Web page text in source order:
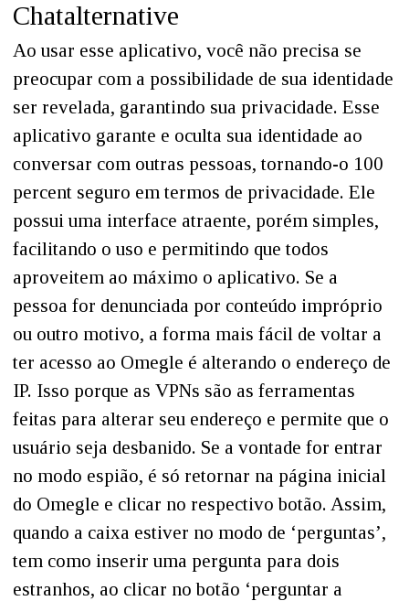
Chatalternative
Ao usar esse aplicativo, você não precisa se
preocupar com a possibilidade de sua identidade
ser revelada, garantindo sua privacidade. Esse
aplicativo garante e oculta sua identidade ao
conversar com outras pessoas, tornando-o 100
percent seguro em termos de privacidade. Ele
possui uma interface atraente, porém simples,
facilitando o uso e permitindo que todos
aproveitem ao máximo o aplicativo. Se a
pessoa for denunciada por conteúdo impróprio
ou outro motivo, a forma mais fácil de voltar a
ter acesso ao Omegle é alterando o endereço de
IP. Isso porque as VPNs são as ferramentas
feitas para alterar seu endereço e permite que o
usuário seja desbanido. Se a vontade for entrar
no modo espião, é só retornar na página inicial
do Omegle e clicar no respectivo botão. Assim,
quando a caixa estiver no modo de ‘perguntas’,
tem como inserir uma pergunta para dois
estranhos, ao clicar no botão ‘perguntar a